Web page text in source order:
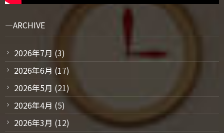
ARCHIVE
2026年7月 (3)
2026年6月 (17)
2026年5月 (21)
2026年4月 (5)
2026年3月 (12)